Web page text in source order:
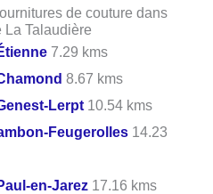
de couture dans
La Talaudière
7.29 kms
8.67 kms
Lerpt 10.54 kms
Feugerolles 14.23
en-Jarez 17.16 kms